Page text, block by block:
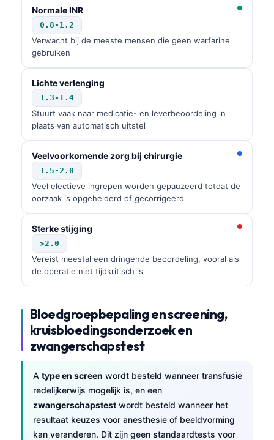
Normale INR
0.8-1.2
Verwacht bij de meeste mensen die geen warfarine
gebruiken
Lichte verlenging
1.3-1.4
Stuurt vaak naar medicatie- en leverbeoordeling in
plaats van automatisch uitstel
Veelvoorkomende zorg bij chirurgie
1.5-2.0
Veel electieve ingrepen worden gepauzeerd totdat de
oorzaak is opgehelderd of gecorrigeerd
Sterke stijging
>2.0
Vereist meestal een dringende beoordeling, vooral als
de operatie niet tijdkritisch is
Bloedgroepbepaling en screening,
kruisbloedingsonderzoek en
zwangerschapstest
A type en screen wordt besteld wanneer transfusie
redelijkerwijs mogelijk is, en een
zwangerschapstest wordt besteld wanneer het
resultaat keuzes voor anesthesie of beeldvorming
kan veranderen. Dit zijn geen standaardtests voor
Slovenčina
كوردی‎
پښتو
සිංහල
অসমীয়া
Galego
Latviešu valoda
Македонски јазик
Euskara
Gàidhlig
العربية المغربية
Afrikaans
ພາສາລາວ
Basa Jawa
Cebuano
ئۇيغۇرچە
Кыргызча
Татар теле
Беларуская мова